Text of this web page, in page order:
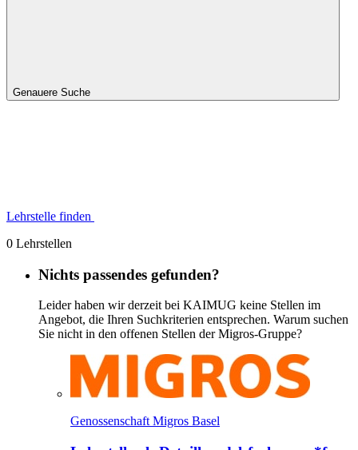
Genauere Suche
Lehrstelle finden
0 Lehrstellen
Nichts passendes gefunden?
Leider haben wir derzeit bei KAIMUG keine Stellen im
Angebot, die Ihren Suchkriterien entsprechen. Warum suchen
Sie nicht in den offenen Stellen der Migros-Gruppe?
Genossenschaft Migros Basel